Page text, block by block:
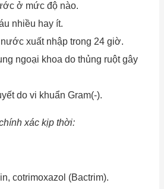
ở mức độ nào.
nhiều hay ít.
xuất nhập trong 24 giờ.
ngoại khoa do thủng ruột gây
do vi khuẩn Gram(-).
xác kịp thời:
cotrimoxazol (Bactrim).